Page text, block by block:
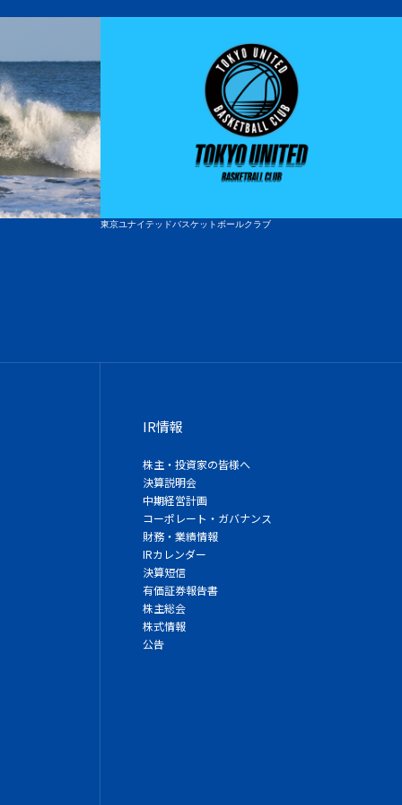
東京ユナイテッドバスケットボールクラブ
IR情報
株主・投資家の皆様へ
決算説明会
中期経営計画
コーポレート・ガバナンス
財務・業績情報
IRカレンダー
決算短信
有価証券報告書
株主総会
株式情報
公告
ッ